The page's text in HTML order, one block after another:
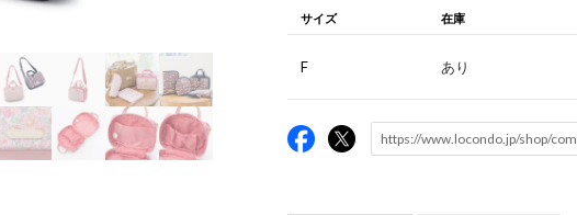
サイズ 在庫
F あり